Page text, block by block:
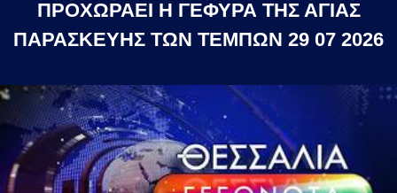
ΠΡΟΧΩΡΑΕΙ Η ΓΕΦΥΡΑ ΤΗΣ ΑΓΙΑΣ
ΠΑΡΑΣΚΕΥΗΣ ΤΩΝ ΤΕΜΠΩΝ 29 07 2026